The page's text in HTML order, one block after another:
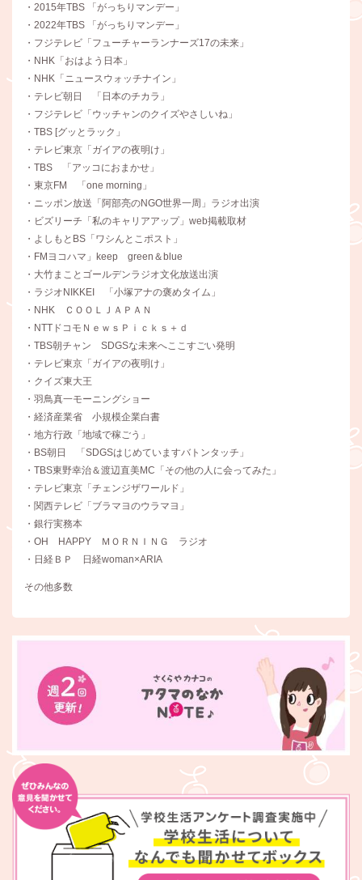
・2015年TBS 「がっちりマンデー」
・2022年TBS 「がっちりマンデー」
・フジテレビ「フューチャーランナーズ17の未来」
・NHK「おはよう日本」
・NHK「ニュースウォッチナイン」
・テレビ朝日 「日本のチカラ」
・フジテレビ「ウッチャンのクイズやさしいね」
・TBS [グッとラック」
・テレビ東京「ガイアの夜明け」
・TBS 「アッコにおまかせ」
・東京FM 「one morning」
・ニッポン放送「阿部亮のNGO世界一周」ラジオ出演
・ビズリーチ「私のキャリアアップ」web掲載取材
・よしもとBS「ワシんとこポスト」
・FMヨコハマ」keep green＆blue
・大竹まことゴールデンラジオ文化放送出演
・ラジオNIKKEI 「小塚アナの褒めタイム」
・NHK ＣＯＯＬＪＡＰＡＮ
・NTTドコモＮｅｗｓＰｉｃｋｓ＋ｄ
・TBS朝チャン SDGSな未来へここすごい発明
・テレビ東京「ガイアの夜明け」
・クイズ東大王
・羽鳥真一モーニングショー
・経済産業省 小規模企業白書
・地方行政「地域で稼ごう」
・BS朝日 「SDGSはじめていますバトンタッチ」
・TBS東野幸治＆渡辺直美MC「その他の人に会ってみた」
・テレビ東京「チェンジザワールド」
・関西テレビ「ブラマヨのウラマヨ」
・銀行実務本
・OH HAPPY ＭＯＲＮＩＮＧ ラジオ
・日経ＢＰ 日経woman×ARIA
その他多数